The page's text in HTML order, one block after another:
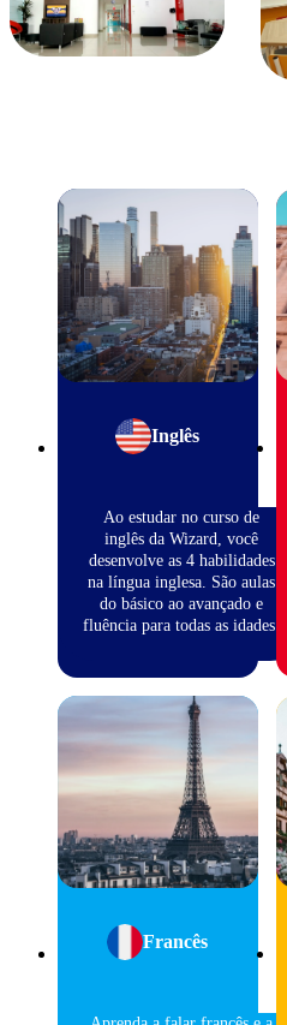
Inglês
Ao estudar no curso de
inglês da Wizard, você
desenvolve as 4 habilidades
na língua inglesa. São aulas
do básico ao avançado e
fluência para todas as idades.
Francês